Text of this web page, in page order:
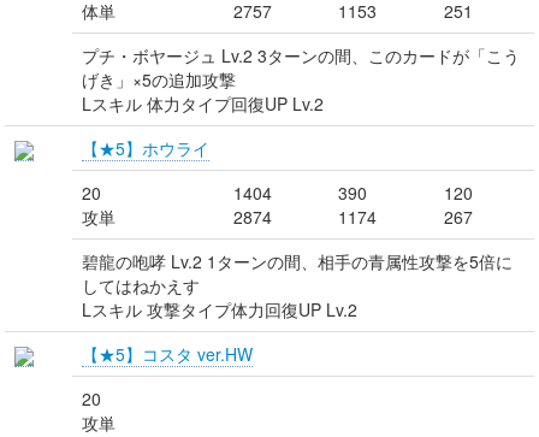
体単
2757
1153
251
プチ・ボヤージュ Lv.2 3ターンの間、このカードが「こう
げき」×5の追加攻撃
Lスキル 体力タイプ回復UP Lv.2
【★5】ホウライ
20
攻単
1404
2874
390
1174
120
267
碧龍の咆哮 Lv.2 1ターンの間、相手の青属性攻撃を5倍に
してはねかえす
Lスキル 攻撃タイプ体力回復UP Lv.2
【★5】コスタ ver.HW
20
攻単